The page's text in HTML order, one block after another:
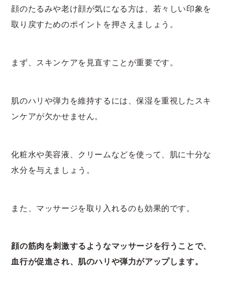
顔のたるみや老け顔が気になる方は、若々しい印象を
取り戻すためのポイントを押さえましょう。
まず、スキンケアを見直すことが重要です。
肌のハリや弾力を維持するには、保湿を重視したスキ
ンケアが欠かせません。
化粧水や美容液、クリームなどを使って、肌に十分な
水分を与えましょう。
また、マッサージを取り入れるのも効果的です。
顔の筋肉を刺激するようなマッサージを行うことで、
血行が促進され、肌のハリや弾力がアップします。